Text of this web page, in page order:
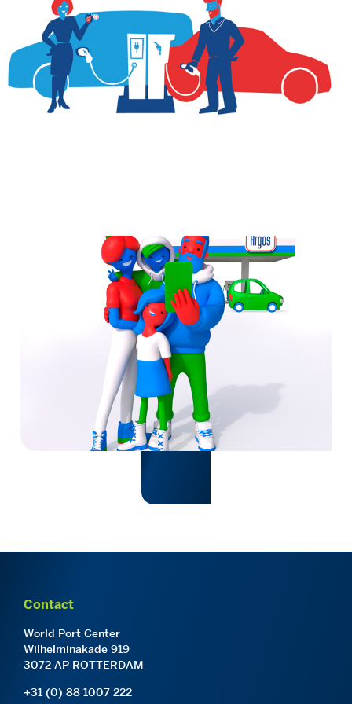
Contact
World Port Center
Wilhelminakade 919
3072 AP ROTTERDAM
+31 (0) 88 1007 222